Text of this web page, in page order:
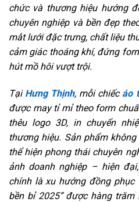
chức và thương hiệu hướng
chuyên nghiệp và bền đẹp
mắt lưới đặc trưng, chất liệu
cảm giác thoáng khí, đứng
hút mồ hôi vượt trội.
Tại Hưng Thịnh, mỗi chiếc áo
được may tỉ mỉ theo form
thêu logo 3D, in chuyển
thương hiệu. Sản phẩm
thể hiện phong thái chuyên
ảnh doanh nghiệp – hiện
chính là xu hướng đồng phục
bền bỉ 2025” được hàng